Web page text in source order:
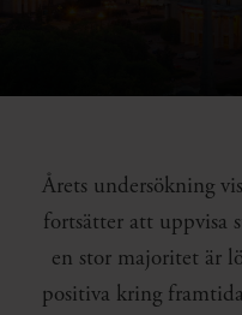
Årets undersökning
fortsätter att uppvisa
en stor majoritet är
positiva kring